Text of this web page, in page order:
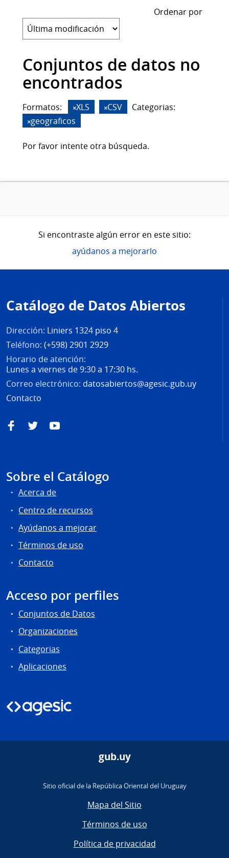
Ordenar por
Conjuntos de datos no
encontrados
Formatos: XLS CSV
Categorias:
geograficos
Por favor intente otra búsqueda.
Si encontraste algún error en este sitio:
ayúdanos a mejorarlo
de
página
Catálogo de Datos Abiertos
Dirección: Liniers 1324 piso 4
Teléfono: (+598) 2901 2929
Horario de atención:
Lunes a viernes de 9:30 a 17:30 hs.
Correo electrónico: datosabiertos@agesic.gub.uy
Contacto
FacebookTwitterYouTube
Sobre el Catálogo
Acerca de
Centro de recursos
Ayúdanos a mejorar
Términos de uso
Contacto
Acceso por perfiles
Conjuntos de Datos
Organizaciones
Categorias
Aplicaciones
gub.uy
Sitio oficial de la República Oriental del Uruguay
Mapa del Sitio
Términos de uso
Política de privacidad